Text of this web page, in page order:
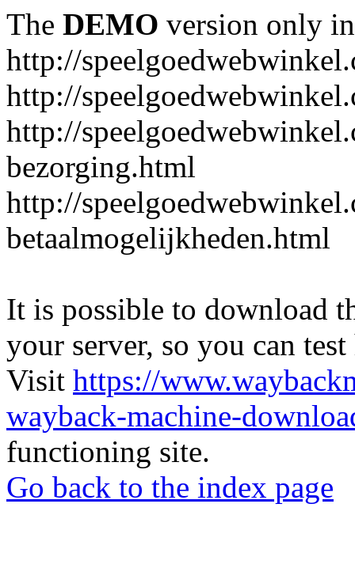
The DEMO version only
http://
http://
http://
bezorging.html
http://
betaalmogelijkheden.html
It is possible to download
your server, so you can
Visit https://
wayback-machine-
functioning site.
Go back to the index page